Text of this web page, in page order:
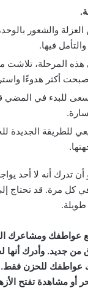
والشعور
فيها.
المرحلة، تلاشت
أكثر هدوءًا
للبدء في المضي
للطريقة الجديدة
تدرك أنه لا أحد
كل مرة. قد تحتاج
عواطفك ومشاعرك
من جديد. وأدرك
عواطفك للحزن
أو مشاهدة تفتح